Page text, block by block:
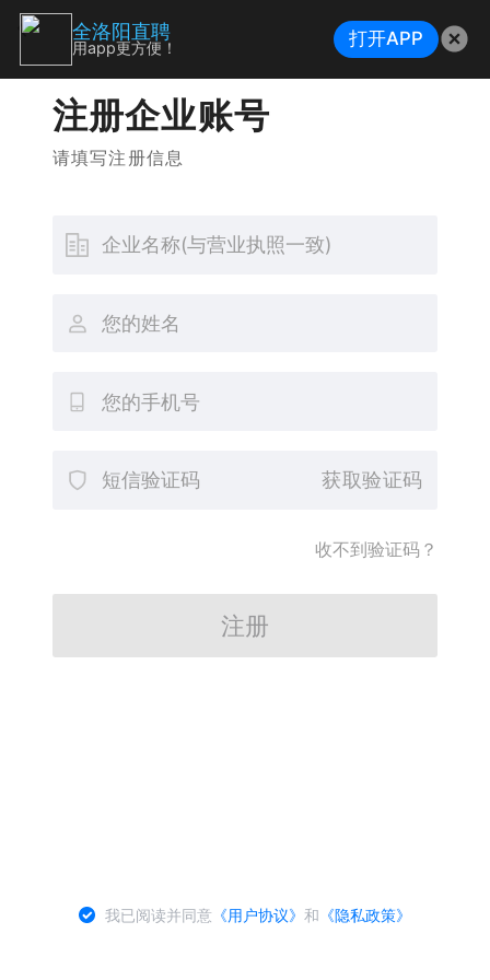
注册企业账号
请填写注册信息
获取验证码
收不到验证码？
注册
我已阅读并同意 《用户协议》和 《隐私政策》
全洛阳直聘
用app更方便！ 打开APP